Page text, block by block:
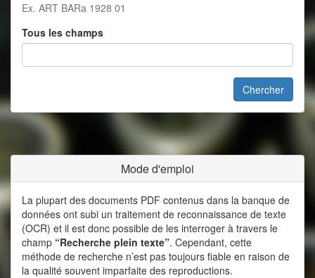
Ex. ART BARa 1928 01
Tous les champs
Chercher
Mode d'emploi
La plupart des documents PDF contenus dans la banque de
données ont subi un traitement de reconnaissance de texte
(OCR) et il est donc possible de les interroger à travers le
champ “Recherche plein texte”. Cependant, cette
méthode de recherche n’est pas toujours fiable en raison de
la qualité souvent imparfaite des reproductions.